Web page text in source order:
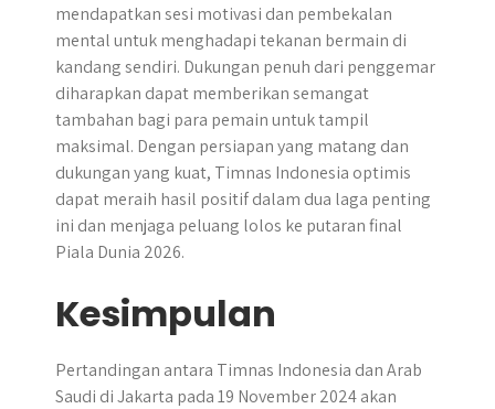
mendapatkan sesi motivasi dan pembekalan
mental untuk menghadapi tekanan bermain di
kandang sendiri. Dukungan penuh dari penggemar
diharapkan dapat memberikan semangat
tambahan bagi para pemain untuk tampil
maksimal. Dengan persiapan yang matang dan
dukungan yang kuat, Timnas Indonesia optimis
dapat meraih hasil positif dalam dua laga penting
ini dan menjaga peluang lolos ke putaran final
Piala Dunia 2026.
Kesimpulan
Pertandingan antara Timnas Indonesia dan Arab
Saudi di Jakarta pada 19 November 2024 akan